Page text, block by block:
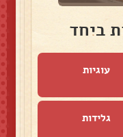
ביחד
עוגיות
גלידות